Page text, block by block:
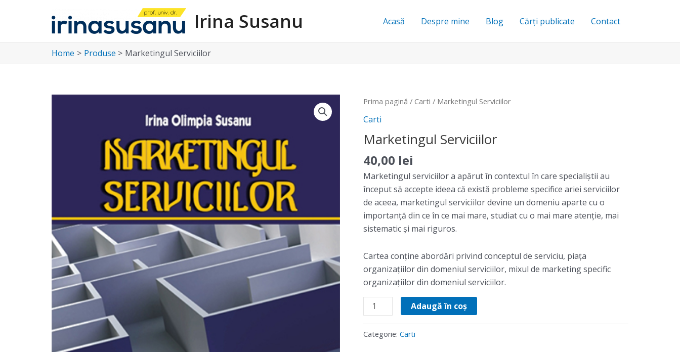
Irina Susanu Acasă Despre mine Blog Cărți publicate Contact
Home Produse Marketingul Serviciilor
Prima pagină / Carti / Marketingul Serviciilor
Carti
Marketingul Serviciilor
40,00 lei
Marketingul serviciilor a apărut în contextul în care specialiştii au
început să accepte ideea că există probleme specifice ariei serviciilor
de aceea, marketingul serviciilor devine un domeniu aparte cu o
importanţă din ce în ce mai mare, studiat cu o mai mare atenţie, mai
sistematic şi mai riguros.
Cartea conține abordări privind conceptul de serviciu, piața
organizațiilor din domeniul serviciilor, mixul de marketing specific
organizațiilor din domeniul serviciilor.
Cantitate
Marketingul
Adaugă în coș
Categorie: Carti